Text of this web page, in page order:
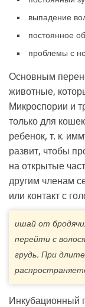
выпадение
постоянное
проблемы с
Основным
животные,
Микроспории и
только для
ребенок, т. к.
развит, чтобы
на открытые
другим членам
или контакт с
ишай от
перейти с
грудь. При
Инкубационный